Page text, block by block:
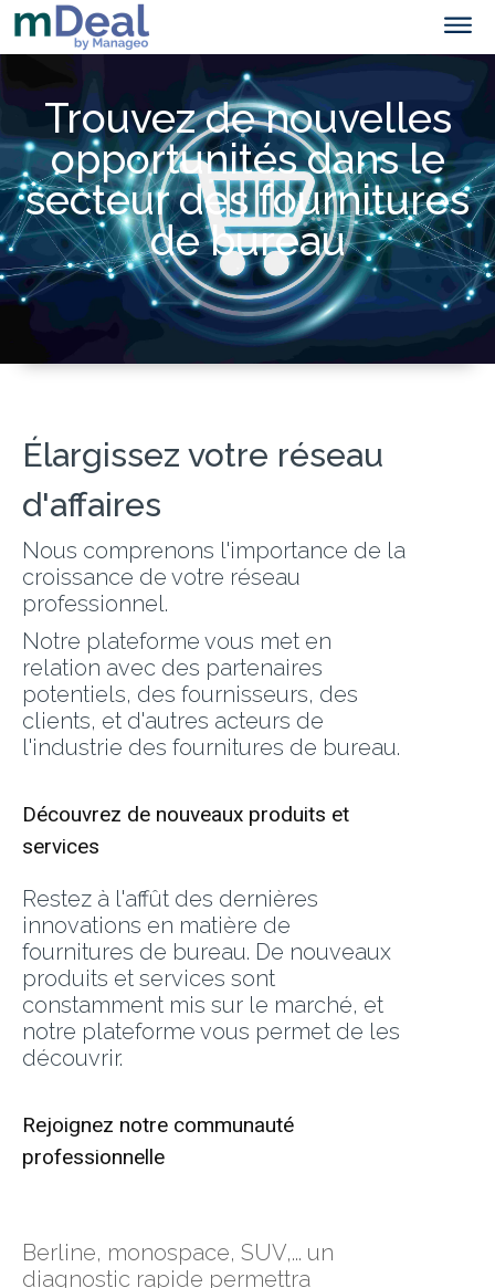
Trouvez de nouvelles
opportunités dans le
secteur des fournitures
de bureau
Élargissez votre réseau
d'affaires
Nous comprenons l'importance de la
croissance de votre réseau
professionnel.
Notre plateforme vous met en
relation avec des partenaires
potentiels, des fournisseurs, des
clients, et d'autres acteurs de
l'industrie des fournitures de bureau.
Découvrez de nouveaux produits et
services
Restez à l'affût des dernières
innovations en matière de
fournitures de bureau. De nouveaux
produits et services sont
constamment mis sur le marché, et
notre plateforme vous permet de les
découvrir.
Rejoignez notre communauté
professionnelle
Berline, monospace, SUV,... un
diagnostic rapide permettra